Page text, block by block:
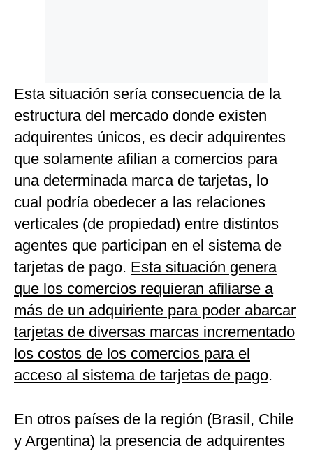
Esta situación sería consecuencia de la
estructura del mercado donde existen
adquirentes únicos, es decir adquirentes
que solamente afilian a comercios para
una determinada marca de tarjetas, lo
cual podría obedecer a las relaciones
verticales (de propiedad) entre distintos
agentes que participan en el sistema de
tarjetas de pago. Esta situación genera
que los comercios requieran afiliarse a
más de un adquiriente para poder abarcar
tarjetas de diversas marcas incrementado
los costos de los comercios para el
acceso al sistema de tarjetas de pago.
En otros países de la región (Brasil, Chile
y Argentina) la presencia de adquirentes